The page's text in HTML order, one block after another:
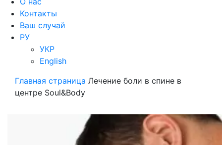
Контакты
Ваш случай
РУ
УКР
English
Главная страница Лечение боли в спине в
центре Soul&Body